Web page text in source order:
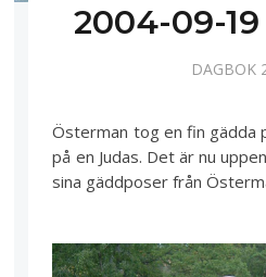
2004-09-
DAGBOK
Österman tog en fin gädda
på en Judas. Det är nu
sina gäddposer från